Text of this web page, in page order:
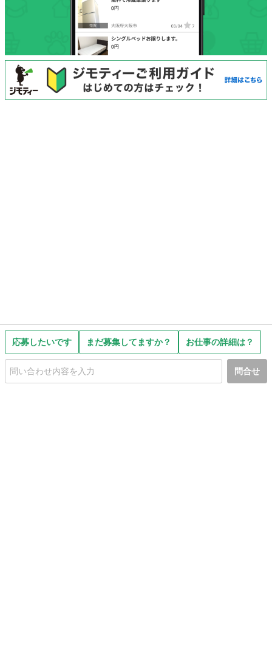
応募したいです まだ募集してますか？ お仕事の詳細は？
問合せ